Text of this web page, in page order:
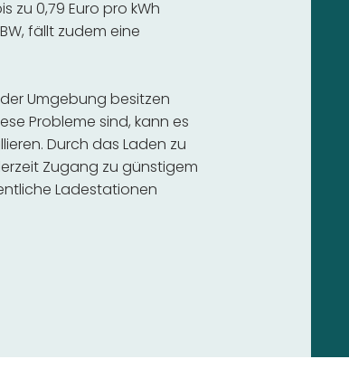
zu 0,79 Euro pro kWh
fällt zudem eine
Umgebung besitzen
Probleme sind, kann es
Durch das Laden zu
Zugang zu günstigem
Ladestationen